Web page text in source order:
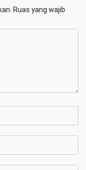
Ruas yang wajib